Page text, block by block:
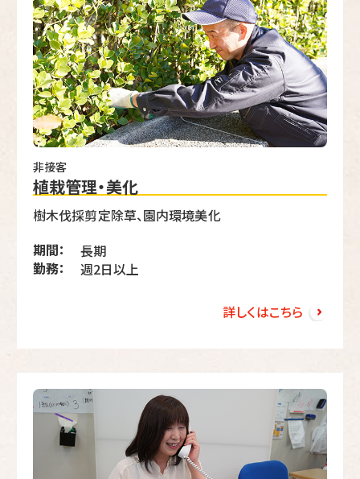
非接客
植栽管理・美化
樹木伐採剪定除草、園内環境美化
期間：
勤務：
長期
週2日以上
詳しくはこちら